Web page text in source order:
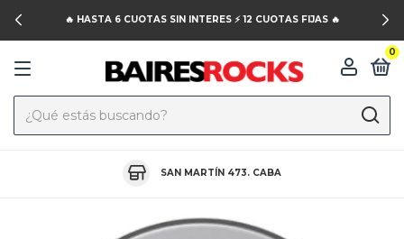
🔥 HASTA 6 CUOTAS SIN INTERES ⚡️ 12 CUOTAS FIJAS 🔥
0
SAN MARTÍN 473. CABA